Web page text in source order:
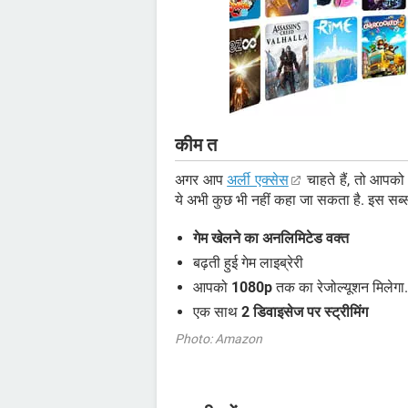
कीम त
अगर आपअर्ली एक्सेस
चाहते हैं, तो आपको
ये अभी कुछ भी नहीं कहा जा सकता है. इस
गेम खेलने का अनलिमिटेड वक्त
बढ़ती हुई गेम लाइब्रेरी
आपको 1080pतक का रेजोल्यूशन
एक साथ 2 डिवाइसेज पर स्ट्रीमिंग
Photo: Amazon